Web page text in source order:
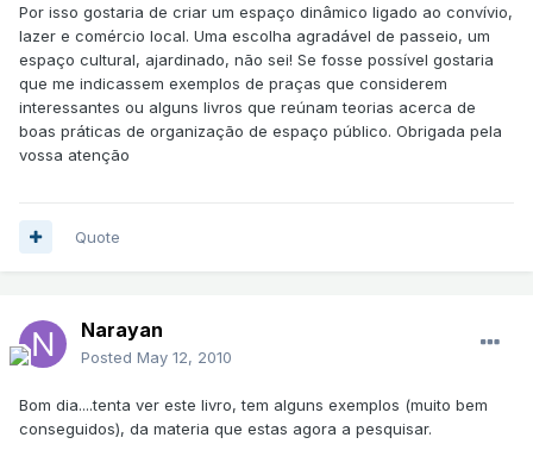
Por isso gostaria de criar um espaço dinâmico ligado ao convívio,
lazer e comércio local. Uma escolha agradável de passeio, um
espaço cultural, ajardinado, não sei! Se fosse possível gostaria
que me indicassem exemplos de praças que considerem
interessantes ou alguns livros que reúnam teorias acerca de
boas práticas de organização de espaço público. Obrigada pela
vossa atenção
Quote
Narayan
Posted May 12, 2010
Bom dia....tenta ver este livro, tem alguns exemplos (muito bem
conseguidos), da materia que estas agora a pesquisar.